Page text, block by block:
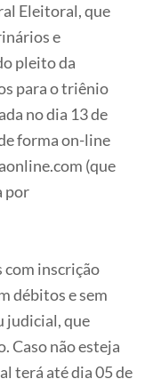
Eleitoral, que
e
pleito da
para o triênio
no dia 13 de
forma on-line
(que
por
inscrição
débitos e sem
judicial, que
Caso não esteja
terá até dia 05 de